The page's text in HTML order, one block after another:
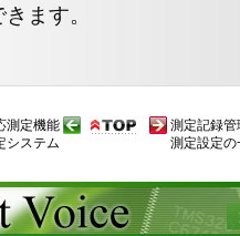
ます。
測定機能
システム
測定記録
測定設定
Artifit Voice JFHF-EC1401VC
コーキャンセラのDSPソフトウェア製
良好な音声通話システムを実現します。